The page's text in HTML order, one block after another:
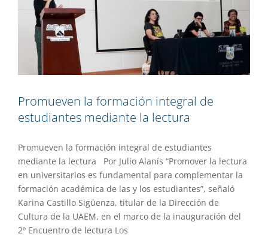
Promueven la formación integral de
estudiantes mediante la lectura
Promueven la formación integral de estudiantes
mediante la lectura Por Julio Alanís “Promover la lectura
en universitarios es fundamental para complementar la
formación académica de las y los estudiantes”, señaló
Karina Castillo Sigüenza, titular de la Dirección de
Cultura de la UAEM, en el marco de la inauguración del
2º Encuentro de lectura Los